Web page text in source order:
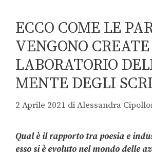
ECCO COME LE
VENGONO
LABORATORIO
MENTE DEGLI
2 Aprile 2021 diAlessandra
Qual è il rapporto tra poesia e
esso si è evoluto nel mondo delle